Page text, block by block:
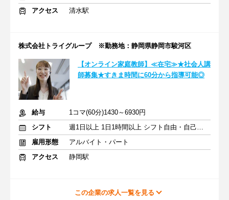
アクセス
清水駅
株式会社トライグループ ※勤務地：静岡県静岡市駿河区
【オンライン家庭教師】≪在宅≫★社会人講
師募集★すきま時間に60分から指導可能◎
給与
1コマ(60分)1430～6930円
シフト
週1日以上 1日1時間以上 シフト自由・自己申告
雇用形態
アルバイト・パート
アクセス
静岡駅
この企業の求人一覧を見る